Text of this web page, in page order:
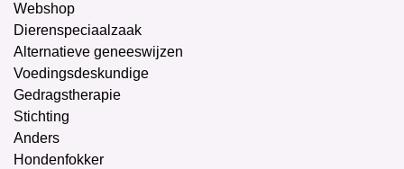
Webshop
Dierenspeciaalzaak
Alternatieve geneeswijzen
Voedingsdeskundige
Gedragstherapie
Stichting
Anders
Hondenfokker